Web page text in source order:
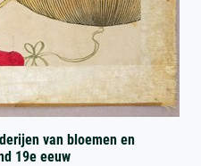
van bloemen en
19e eeuw